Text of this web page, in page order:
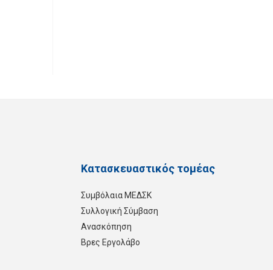
Κατασκευαστικός τομέας
Συμβόλαια ΜΕΔΣΚ
Συλλογική Σύμβαση
Ανασκόπηση
Βρες Εργολάβο